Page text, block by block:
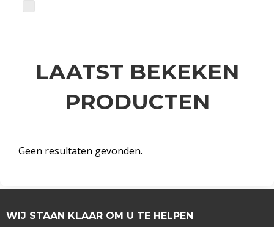
LAATST BEKEKEN
PRODUCTEN
Geen resultaten gevonden.
WIJ STAAN KLAAR OM U TE HELPEN